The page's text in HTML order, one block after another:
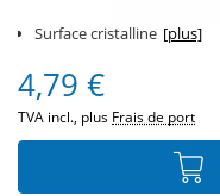
Surface cristalline [plus]
4,79 €
TVA incl., plus Frais de port